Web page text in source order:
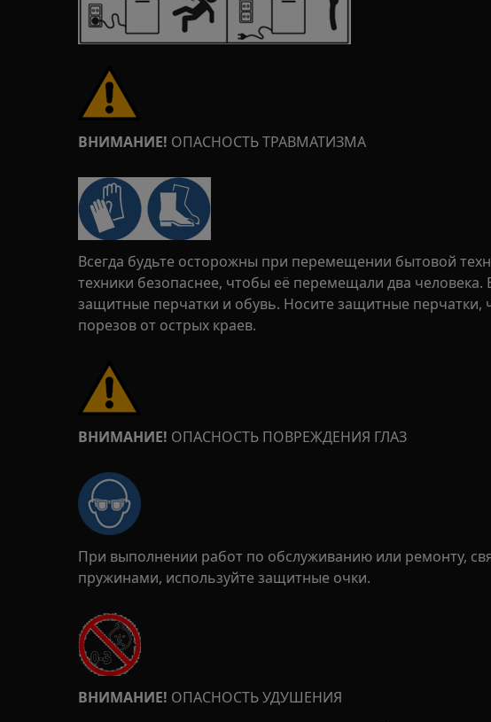
ВНИМАНИЕ! ОПАСНОСТЬ ТРАВМАТИЗМА
Всегда будьте осторожны при перемещении бытовой
техники безопаснее, чтобы её перемещали два человека.
защитные перчатки и обувь. Носите защитные перчатки,
порезов от острых краев.
ВНИМАНИЕ! ОПАСНОСТЬ ПОВРЕЖДЕНИЯ ГЛАЗ
При выполнении работ по обслуживанию или ремонту,
пружинами, используйте защитные очки.
ВНИМАНИЕ! ОПАСНОСТЬ УДУШЕНИЯ